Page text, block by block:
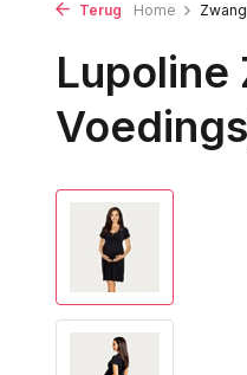
Terug Home
Lupoline